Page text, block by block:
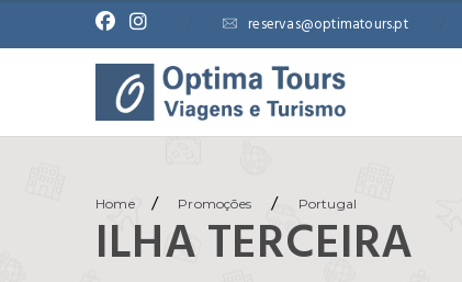
reservas@optimatours.pt
Home / Promoções / Portugal
ILHA TERCEIRA